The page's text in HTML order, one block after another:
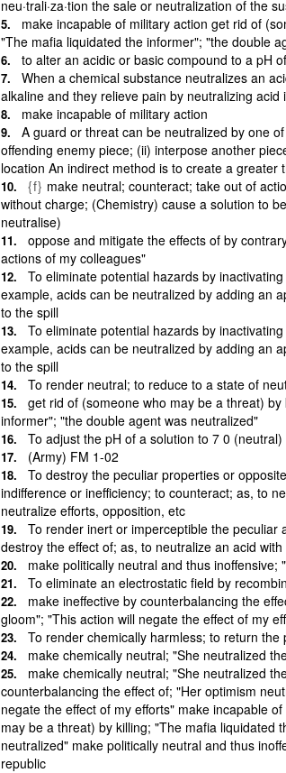
neu·trali·za·tion the sale or neutralization of the
make incapable of military action get rid of
"The mafia liquidated the informer"; "the double
to alter an acidic or basic compound to a pH
When a chemical substance neutralizes an
alkaline and they relieve pain by neutralizing
make incapable of military action
A guard or threat can be neutralized by one
offending enemy piece; (ii) interpose another
location An indirect method is to create a greater
{f} make neutral; counteract; take out of
without charge; (Chemistry) cause a solution to
neutralise)
oppose and mitigate the effects of by
actions of my colleagues"
To eliminate potential hazards by
example, acids can be neutralized by adding an
to the spill
To eliminate potential hazards by
example, acids can be neutralized by adding an
to the spill
To render neutral; to reduce to a state of
get rid of (someone who may be a threat)
informer"; "the double agent was neutralized"
To adjust the pH of a solution to 7 0
(Army) FM 1-02
To destroy the peculiar properties or
indifference or inefficiency; to counteract; as, to
neutralize efforts, opposition, etc
To render inert or imperceptible the peculiar
destroy the effect of; as, to neutralize an acid with
make politically neutral and thus
To eliminate an electrostatic field by
make ineffective by counterbalancing the
gloom"; "This action will negate the effect of my
To render chemically harmless; to return
make chemically neutral; "She neutralized
make chemically neutral; "She neutralized
counterbalancing the effect of; "Her optimism
negate the effect of my efforts" make incapable
may be a threat) by killing; "The mafia liquidated
neutralized" make politically neutral and thus
republic